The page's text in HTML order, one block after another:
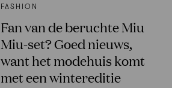
FASHION
Fan van de beruchte Miu
Miu-set? Goed nieuws,
want het modehuis komt
met een wintereditie